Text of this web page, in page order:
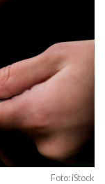
Foto: iStock